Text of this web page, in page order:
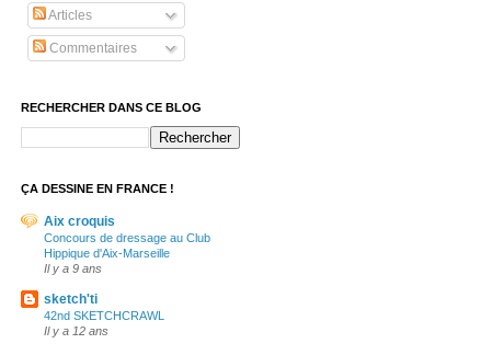
Articles
Commentaires
RECHERCHER DANS CE BLOG
ÇA DESSINE EN FRANCE !
Aix croquis
Concours de dressage au Club
Hippique d'Aix-Marseille
Il y a 9 ans
sketch'ti
42nd SKETCHCRAWL
Il y a 12 ans